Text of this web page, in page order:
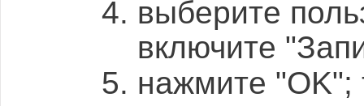
выберите
включите
нажмите "OK";